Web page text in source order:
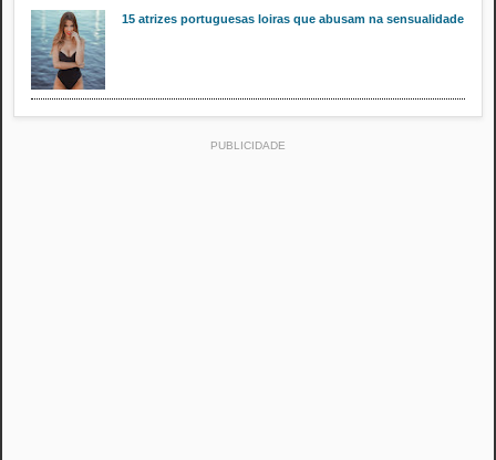
15 atrizes portuguesas loiras que abusam na sensualidade
PUBLICIDADE